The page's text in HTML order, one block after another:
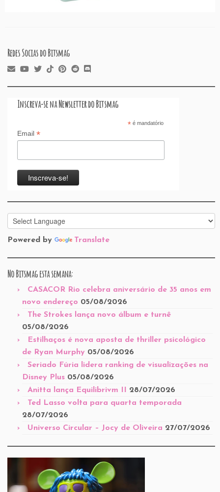
Redes Socias do Bitsmag
Inscreva-se na Newsletter do Bitsmag
*é mandatório
Email *
Powered by Translate
No Bitsmag esta semana:
CASACOR Rio celebra aniversário de 35 anos em
novo endereço 05/08/2026
The Strokes lança novo álbum e turnê
05/08/2026
Estilhaços é nova aposta de thriller psicológico
de Ryan Murphy 05/08/2026
Seriado Fúria lidera ranking de visualizações na
Disney Plus 05/08/2026
Anitta lança Equilibrivm II 28/07/2026
Ted Lasso volta para quarta temporada
28/07/2026
Universo Circular – Jocy de Oliveira 27/07/2026